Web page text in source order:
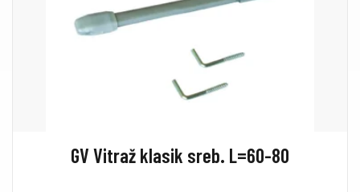
GV Vitraž klasik sreb. L=60-80